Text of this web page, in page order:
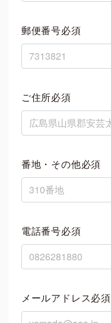
郵便番号必須
ご住所必須
番地・その他必須
電話番号必須
メールアドレス必須